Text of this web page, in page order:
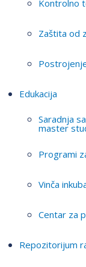
Kontrolno
Zaštita od
Edukacija
Saradnja
master
Programi
Vinča
Centar za
Repozitorijum